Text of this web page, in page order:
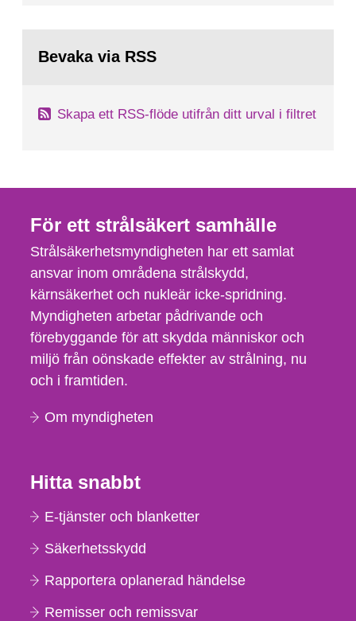
Bevaka via RSS
Skapa ett RSS-flöde utifrån ditt urval i filtret
För ett strålsäkert samhälle
Strålsäkerhetsmyndigheten har ett samlat
ansvar inom områdena strålskydd,
kärnsäkerhet och nukleär icke-spridning.
Myndigheten arbetar pådrivande och
förebyggande för att skydda människor och
miljö från oönskade effekter av strålning, nu
och i framtiden.
Om myndigheten
Hitta snabbt
E-tjänster och blanketter
Säkerhetsskydd
Rapportera oplanerad händelse
Remisser och remissvar